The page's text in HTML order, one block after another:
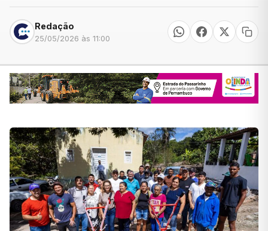
Redação
25/05/2026 às 11:00